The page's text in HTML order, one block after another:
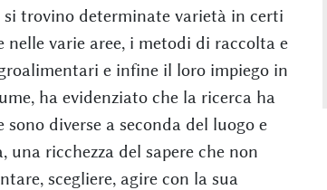
trovino determinate varietà in certi
varie aree, i metodi di raccolta e
e infine il loro impiego in
ha evidenziato che la ricerca ha
diverse a seconda del luogo e
ricchezza del sapere che non
scegliere, agire con la sua